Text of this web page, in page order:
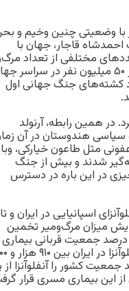
وضعیتی چنین وخیم و
قاجار، جهان با
مختلفی از تعداد
در این دوران منتشر شده است اما برخی تخمین‌ها از مرگ بیش از ۵۰ میلیون نفر در
کشته‌های جنگ جهانی اول
در همین رابطه، آرنولد
بغداد (۱۹۱۸ تا ۱۹۲۰) و مامور اداره سیاسی هندوستان در آن
مثل طاعون خیارکی،
اما در پرشیا همه‌گیر شدند و بیش از جنگ
در این باره در دسترس
اسپانیایی در ایران و
میزان مرگ‌ومیر تخمین
می‌زند که در روستاها بین ۱۰ تا ۲۵ درصد و در شهرها بین یک تا ۱۰ درصد جمعیت قربانی بیماری
هزار نفر بوده است؛ یعنی بین هشت تا ۲۱.۷ درصد جمعیت کشور را
این بیماری مسری قرار